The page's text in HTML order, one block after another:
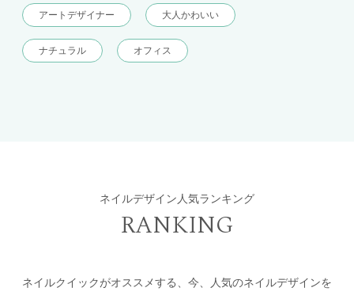
アートデザイナー 大人かわいい
ナチュラル オフィス
ネイルデザイン人気ランキング
RANKING
ネイルクイックがオススメする、今、人気のネイルデザインを